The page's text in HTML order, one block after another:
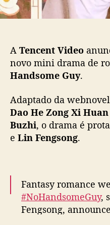
A Tencent Video
novo mini drama de
Handsome Guy.
Adaptado da webnovel
Dao He Zong Xi
Buzhi, o drama é
e Lin Fengsong.
Fantasy romance
#NoHandsomeGuy,
Fengsong,